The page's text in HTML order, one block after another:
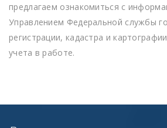
предлагаем ознакомиться с
Управлением Федеральной службы
регистрации, кадастра и
учета в работе.